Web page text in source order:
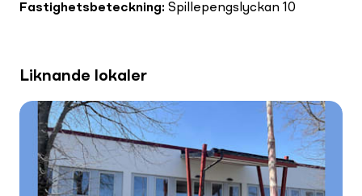
Fastighetsbeteckning: Spillepengslyckan 10
Liknande lokaler